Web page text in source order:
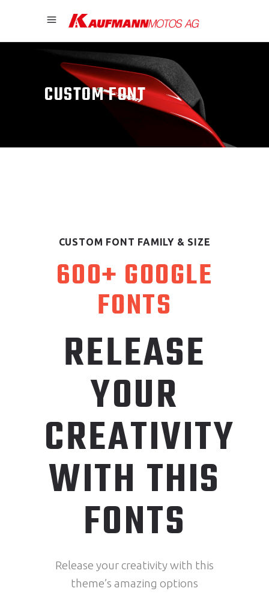
CUSTOM FONT
CUSTOM FONT FAMILY & SIZE
600+ GOOGLE
FONTS
RELEASE
YOUR
CREATIVITY
WITH THIS
FONTS
Release your creativity with this
theme’s amazing options